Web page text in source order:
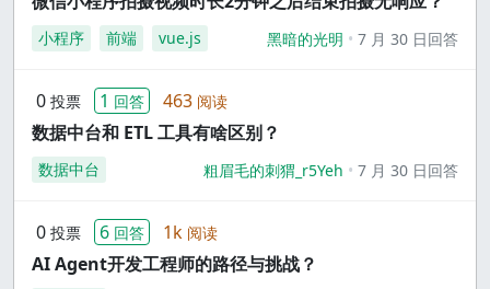
小程序 前端 vue.js 黑暗的光明 7 月 30 日回答
0 投票 1 回答 463 阅读
数据中台和 ETL 工具有啥区别？
数据中台 粗眉毛的刺猬_r5Yeh 7 月 30 日回答
0 投票 6 回答 1k 阅读
AI Agent开发工程师的路径与挑战？